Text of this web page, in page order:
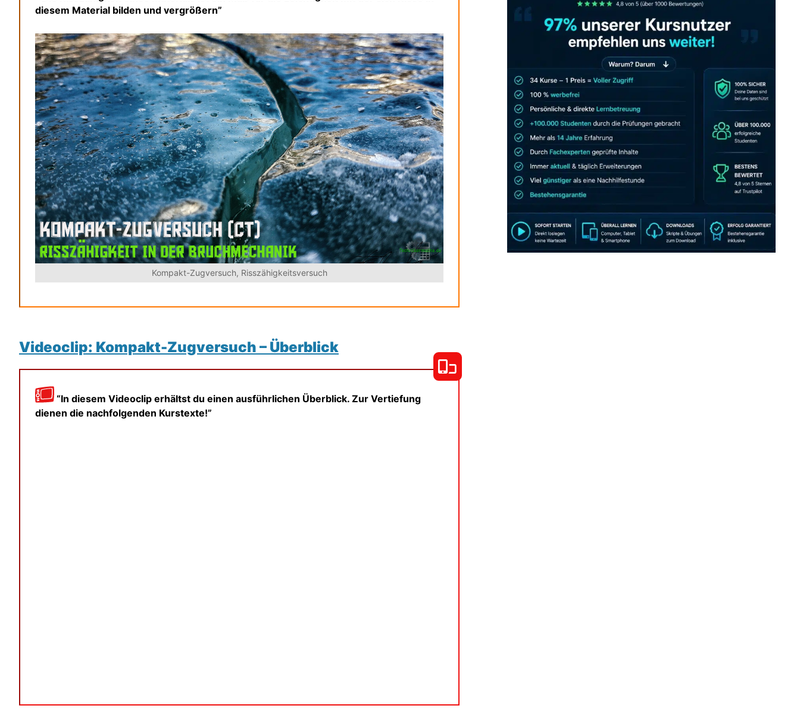
diesem Material bilden und vergrößern”
Kompakt-Zugversuch, Risszähigkeitsversuch
Videoclip: Kompakt-Zugversuch – Überblick
“In diesem Videoclip erhältst du einen ausführlichen Überblick. Zur Vertiefung
dienen die nachfolgenden Kurstexte!”
JETZT AB 7,40 EUR/MONAT PERFEKT LERNEN